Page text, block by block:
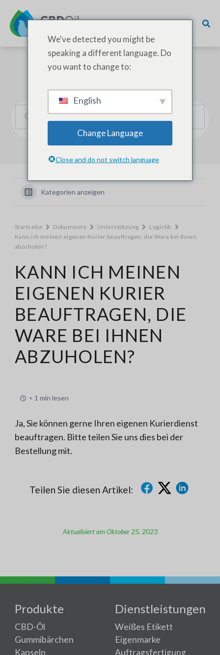
Kategorien anzeigen
Startseite Dokumente Unterstützung
Logistik
Kann ich meinen eigenen Kurier beauftragen, die Ware bei Ihnen
abzuholen?
KANN ICH MEINEN
EIGENEN KURIER
BEAUFTRAGEN, DIE
WARE BEI IHNEN
ABZUHOLEN?
< 1 min lesen
Ja, Sie können gerne Ihren eigenen Kurierdienst
beauftragen. Bitte teilen Sie uns dies bei der
Bestellung mit.
Teilen Sie diesen Artikel:
Aktualisiert am Oktober 25, 2023
Produkte
CBD-Öl
Gummibärchen
Kapseln
Dienstleistungen
Weißes Etikett
Eigenmarke
Auftragsfertigung
We've detected you might be
speaking a different language. Do
you want to change to:
English
Change Language
Close and do not switch language